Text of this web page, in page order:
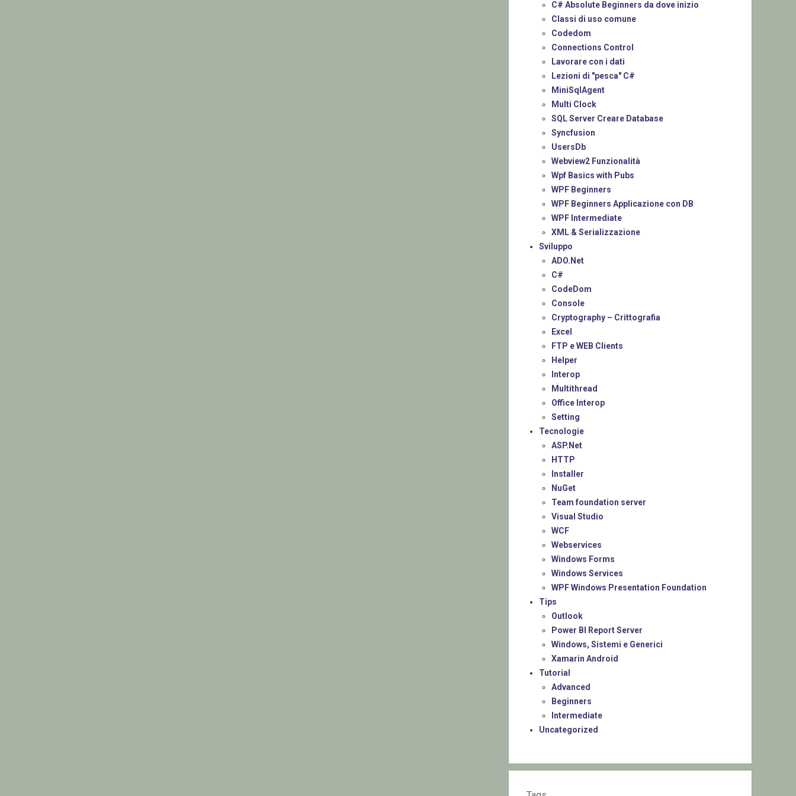
C# Absolute Beginners da dove inizio
Classi di uso comune
Codedom
Connections Control
Lavorare con i dati
Lezioni di "pesca" C#
MiniSqlAgent
Multi Clock
SQL Server Creare Database
Syncfusion
UsersDb
Webview2 Funzionalità
Wpf Basics with Pubs
WPF Beginners
WPF Beginners Applicazione con DB
WPF Intermediate
XML & Serializzazione
Sviluppo
ADO.Net
C#
CodeDom
Console
Cryptography – Crittografia
Excel
FTP e WEB Clients
Helper
Interop
Multithread
Office Interop
Setting
Tecnologie
ASP.Net
HTTP
Installer
NuGet
Team foundation server
Visual Studio
WCF
Webservices
Windows Forms
Windows Services
WPF Windows Presentation Foundation
Tips
Outlook
Power BI Report Server
Windows, Sistemi e Generici
Xamarin Android
Tutorial
Advanced
Beginners
Intermediate
Uncategorized